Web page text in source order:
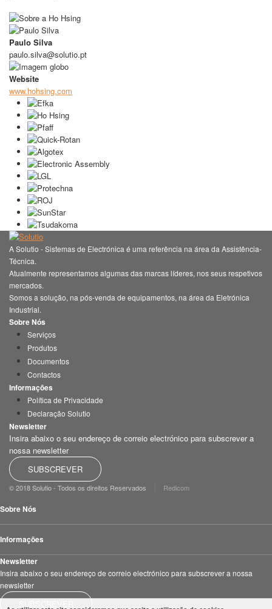
Paulo Silva
paulo.silva@solutio.pt
Website
www.hohsing.com
A Solutio - Sistemas de Electrónica é uma referência na área da Assistência-
Técnica.
Atualmente representamos algumas das marcas líderes, nos seus respetivos
mercados.
Somos a solução, na pós-venda de equipamentos, na área da Eletrónica
Industrial.
Sobre Nós
Serviços
Produtos
Documentos
Contactos
Informações
Política de Privacidade
Declaração Solutio
Newsletter
Insira abaixo o seu endereço de correio electrónico para subscrever a
nossa newsletter
SUBSCREVER
© 2018 Solutio - Todos os direitos Reservados Redicom
Sobre Nós
Informações
Newsletter
Insira abaixo o seu endereço de correio electrónico para subscrever a nossa
newsletter